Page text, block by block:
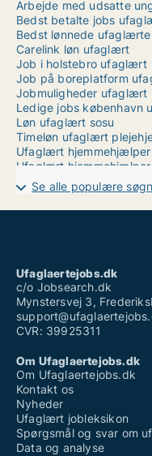
Arbejde med udsatte
Bedst betalte jobs
Bedst lønnede
Carelink løn ufaglært
Job i holstebro ufaglært
Job på boreplatform
Jobmuligheder ufaglært
Ledige jobs københavn
Løn ufaglært sosu
Timeløn ufaglært
Ufaglært hjemmehjælper
Ufaglært
Ufaglært job i randers
Ufaglært job kolding
Ufaglært job landbrug
Ufaglærte
Ufaglærte jobs med god
Se alle populære
Ufaglaertejobs.dk
c/o Jobsearch.dk
Mynstersvej 3,
CVR: 39925311
Om Ufaglaertejobs.dk
Om Ufaglaertejobs.dk
Kontakt os
Nyheder
Ufaglært jobleksikon
Spørgsmål og svar om
Data og analyse